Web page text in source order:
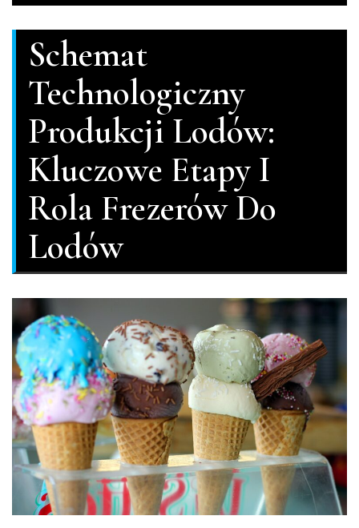
Schemat
Technologiczny
Produkcji Lodów:
Kluczowe Etapy I
Rola Frezerów Do
Lodów